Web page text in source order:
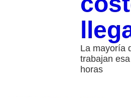
La mayoría
trabajan
horas